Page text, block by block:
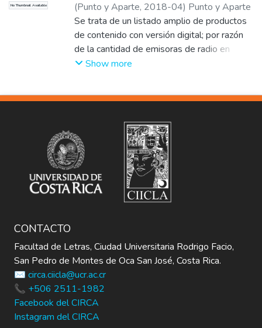
No Thumbnail Available (Punto y Aparte, 2018-04) Punto y Aparte
Se trata de un listado amplio de productos
de contenido con versión digital; por razón
de la cantidad de emisoras de radio en
Costa Rica, este listado no tiene un alcance
en radio.
Show more
CONTACTO
Facultad de Letras, Ciudad Universitaria Rodrigo Facio,
San Pedro de Montes de Oca San José, Costa Rica.
✉️ circa.ciicla@ucr.ac.cr
📞 +506 2511-1982
Facebook del CIRCA
Instagram del CIRCA